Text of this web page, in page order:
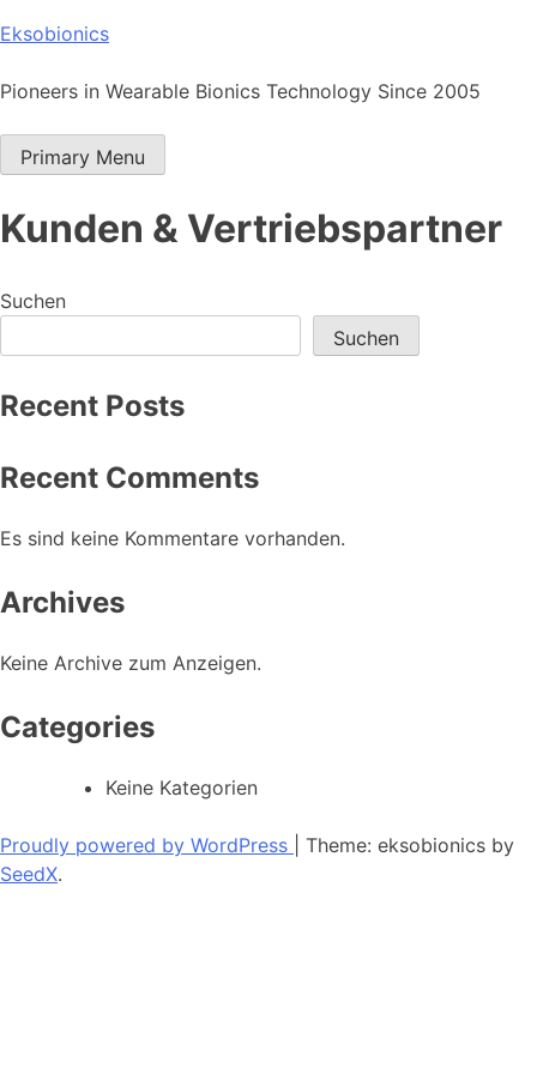
Skip
content
Eksobionics
Pioneers in Wearable Bionics Technology Since 2005
Primary Menu
Kunden & Vertriebspartner
Suchen
Suchen
Recent Posts
Recent Comments
Es sind keine Kommentare vorhanden.
Archives
Keine Archive zum Anzeigen.
Categories
Keine Kategorien
Proudly powered by WordPress
Theme: eksobionics by
SeedX.